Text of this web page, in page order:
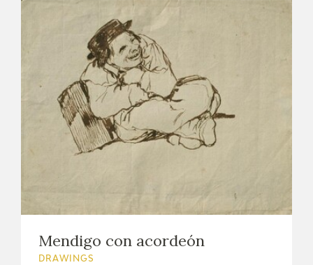
Mendigo con acordeón
DRAWINGS